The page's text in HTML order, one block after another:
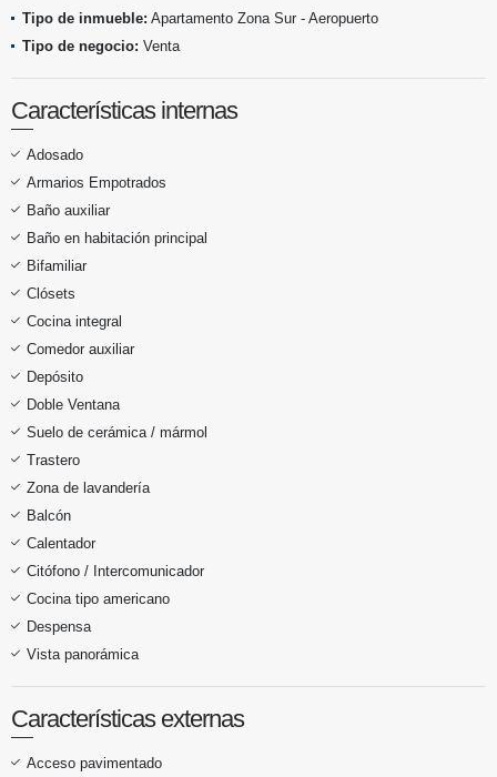
Tipo de inmueble: Apartamento Zona Sur - Aeropuerto
Tipo de negocio: Venta
Características internas
Adosado
Armarios Empotrados
Baño auxiliar
Baño en habitación principal
Bifamiliar
Clósets
Cocina integral
Comedor auxiliar
Depósito
Doble Ventana
Suelo de cerámica / mármol
Trastero
Zona de lavandería
Balcón
Calentador
Citófono / Intercomunicador
Cocina tipo americano
Despensa
Vista panorámica
Características externas
Acceso pavimentado